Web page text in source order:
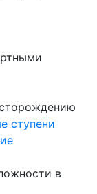
ступени
в